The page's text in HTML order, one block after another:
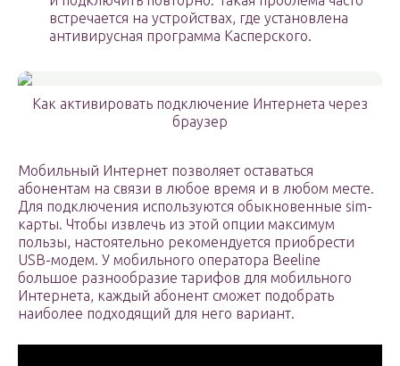
встречается на устройствах, где установлена
антивирусная программа Касперского.
Как активировать подключение Интернета через
браузер
Мобильный Интернет позволяет оставаться
абонентам на связи в любое время и в любом месте.
Для подключения используются обыкновенные sim-
карты. Чтобы извлечь из этой опции максимум
пользы, настоятельно рекомендуется приобрести
USB-модем. У мобильного оператора Beeline
большое разнообразие тарифов для мобильного
Интернета, каждый абонент сможет подобрать
наиболее подходящий для него вариант.